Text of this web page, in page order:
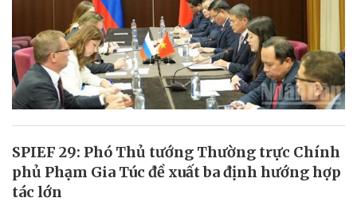
SPIEF 29: Phó Thủ tướng Thường trực Chính
phủ Phạm Gia Túc đề xuất ba định hướng hợp
tác lớn